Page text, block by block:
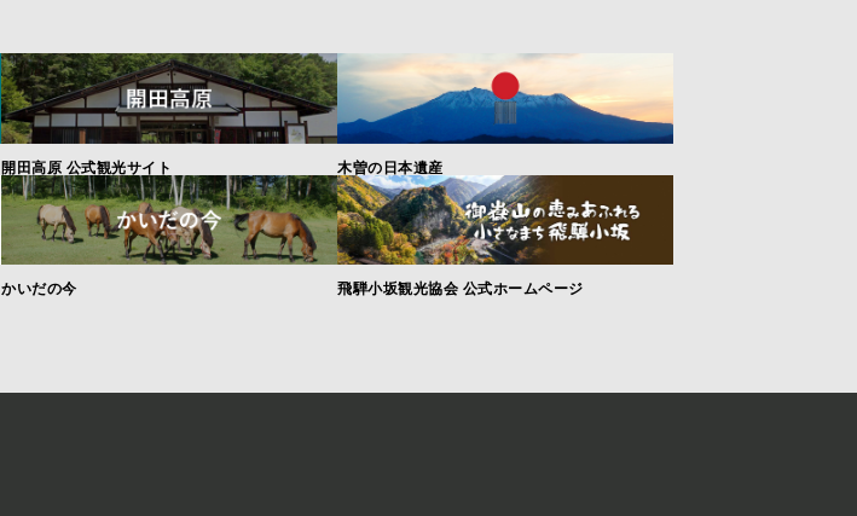
開田高原 公式観光サイト 木曽の日本遺産
かいだの今 飛騨小坂観光協会 公式ホームページ